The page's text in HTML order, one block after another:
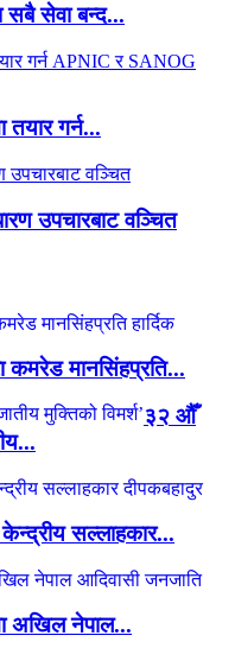
सेवा बन्द...
तयार गर्न...
उपचारबाट वञ्चित
कमरेड मानसिंहप्रति...
३२ औँ
केन्द्रीय सल्लाहकार...
अखिल नेपाल...